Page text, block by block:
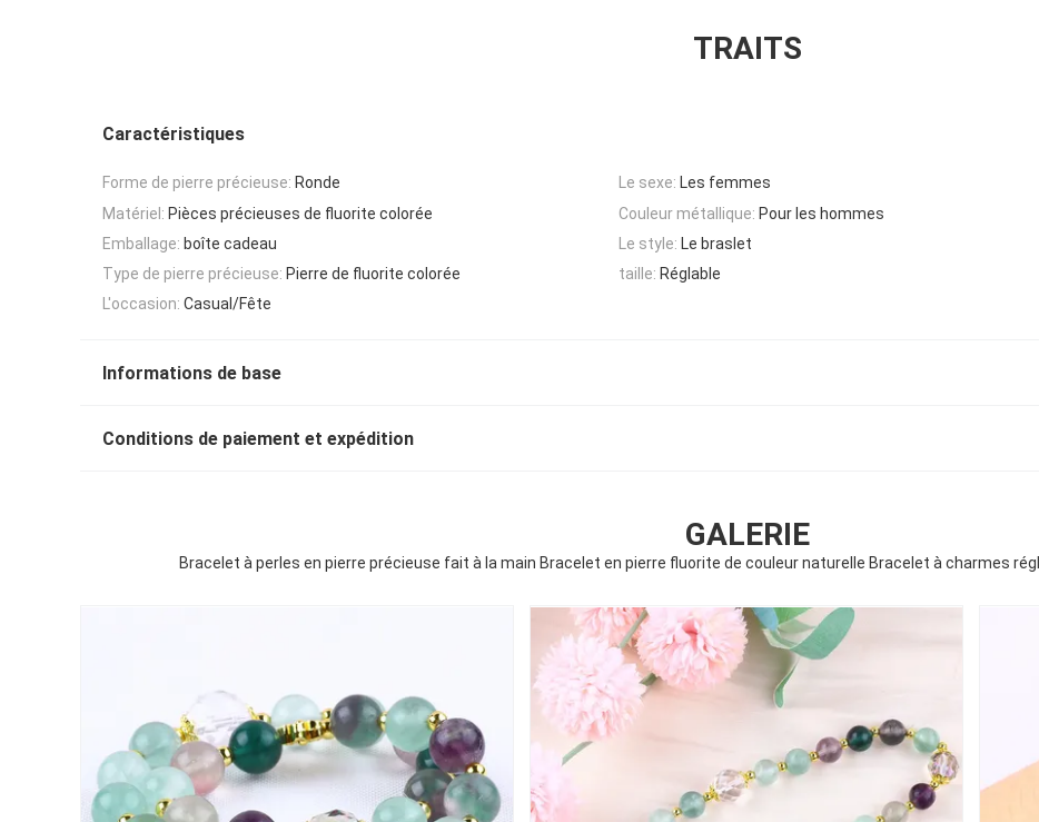
TRAITS
Caractéristiques
Forme de pierre précieuse: Ronde Le sexe: Les femmes
Matériel: Pièces précieuses de fluorite colorée Couleur métallique: Pour les hommes
Emballage: boîte cadeau Le style: Le braslet
Type de pierre précieuse: Pierre de fluorite colorée taille: Réglable
L'occasion: Casual/Fête
Informations de base
Conditions de paiement et expédition
GALERIE
Bracelet à perles en pierre précieuse fait à la main Bracelet en pierre fluorite de couleur naturelle Bracelet à charmes